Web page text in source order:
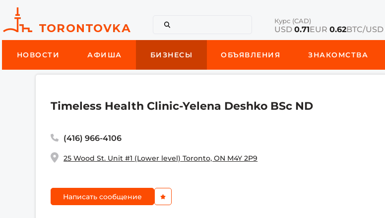
Курс (CAD)
USD 0.71EUR 0.62BTC/USD
НОВОСТИ АФИША БИЗНЕСЫ ОБЪЯВЛЕНИЯ ЗНАКОМСТВА
Timeless Health Clinic-Yelena Deshko BSc ND
(416) 966-4106
25 Wood St. Unit #1 (Lower level) Toronto, ON M4Y 2P9
Написать сообщение